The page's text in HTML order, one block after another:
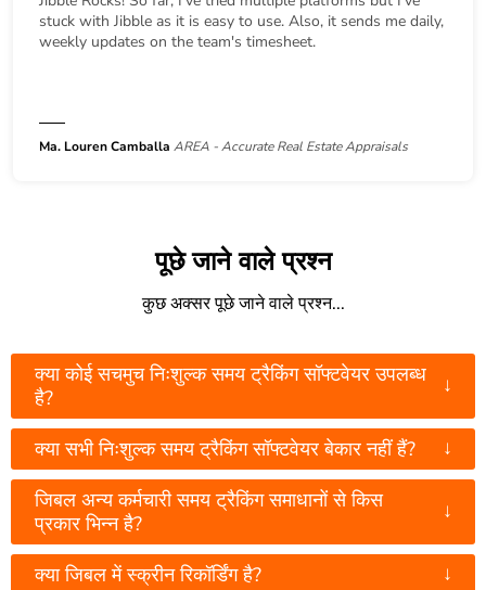
stuck with Jibble as it is easy to use. Also, it sends me daily,
weekly updates on the team's timesheet.
Ma. Louren Camballa AREA - Accurate Real Estate Appraisals
पूछे जाने वाले प्रश्न
कुछ अक्सर पूछे जाने वाले प्रश्न...
क्या कोई सचमुच निःशुल्क समय ट्रैकिंग सॉफ्टवेयर उपलब्ध
है?
↓
क्या सभी निःशुल्क समय ट्रैकिंग सॉफ्टवेयर बेकार नहीं हैं? ↓
जिबल अन्य कर्मचारी समय ट्रैकिंग समाधानों से किस
प्रकार भिन्न है?
↓
क्या जिबल में स्क्रीन रिकॉर्डिंग है? ↓